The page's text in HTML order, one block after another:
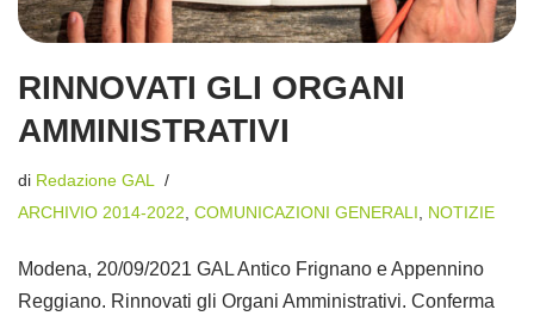
RINNOVATI GLI ORGANI
AMMINISTRATIVI
di Redazione GAL
ARCHIVIO 2014-2022, COMUNICAZIONI GENERALI, NOTIZIE
Modena, 20/09/2021 GAL Antico Frignano e Appennino
Reggiano. Rinnovati gli Organi Amministrativi. Conferma